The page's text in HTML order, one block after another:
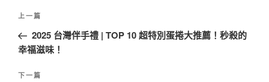
文
導
覽
上
一
篇
章
上一篇
2025 台灣伴手禮 | TOP 10 超特別蛋捲大推薦！秒殺的
幸福滋味！
下
下一篇